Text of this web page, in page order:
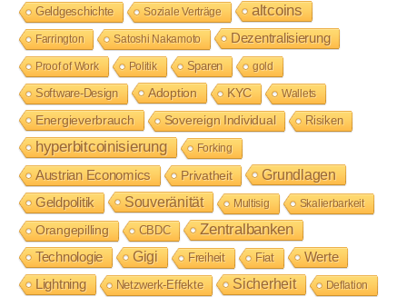
Geldgeschichte
Soziale Verträge altcoins
Farrington Satoshi Nakamoto Dezentralisierung
Proof of Work Politik Sparen gold
Software-Design Adoption KYC Wallets
Energieverbrauch Sovereign Individual Risiken
hyperbitcoinisierung Forking
Austrian Economics Privatheit Grundlagen
Geldpolitik Souveränität Multisig Skalierbarkeit
Orangepilling CBDC Zentralbanken
Technologie Gigi Freiheit Fiat
Werte
Lightning
Netzwerk-Effekte Sicherheit Deflation